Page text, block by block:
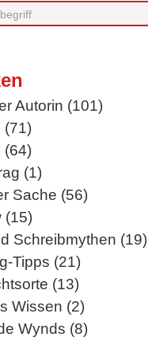
Autorin (101)
(71)
(64)
(1)
Sache (56)
(15)
Schreibmythen (19)
Tipps (21)
(13)
Wissen (2)
Wynds (8)